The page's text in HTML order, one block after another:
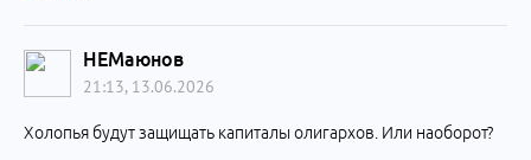
НЕМаюнов
21:13, 13.06.2026
Холопья будут защищать капиталы олигархов. Или наоборот?